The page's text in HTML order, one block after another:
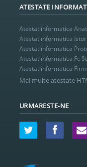
ATESTATE
Atestat informatica
Atestat informatica
Atestat informatica
Atestat informatica Fc
Atestat informatica
Mai multe atestate
URMARESTE-NE